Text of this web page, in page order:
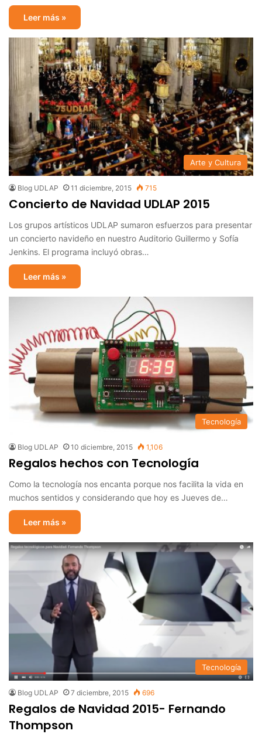
Leer más »
Arte y Cultura
Blog UDLAP 11 diciembre, 2015 715
Concierto de Navidad UDLAP 2015
Los grupos artísticos UDLAP sumaron esfuerzos para presentar
un concierto navideño en nuestro Auditorio Guillermo y Sofía
Jenkins. El programa incluyó obras…
Leer más »
Tecnología
Blog UDLAP 10 diciembre, 2015 1,106
Regalos hechos con Tecnología
Como la tecnología nos encanta porque nos facilita la vida en
muchos sentidos y considerando que hoy es Jueves de…
Leer más »
Tecnología
Blog UDLAP 7 diciembre, 2015 696
Regalos de Navidad 2015- Fernando
Thompson